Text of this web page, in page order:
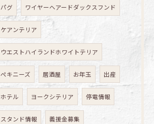
パグ ワイヤーヘアードダックスフンド
ケアンテリア
ウエストハイランドホワイトテリア
ペキニーズ 居酒屋 お年玉 出産
ホテル ヨークシテリア 停電情報
スタンド情報 義援金募集